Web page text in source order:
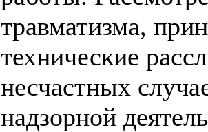
травматизма,
технические
несчастных
надзорной